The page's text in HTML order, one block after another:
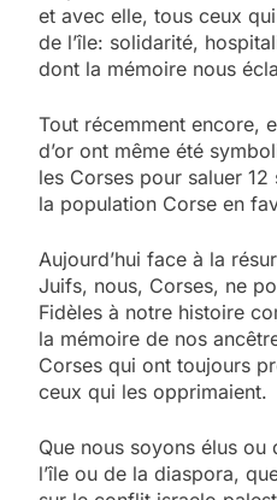
et avec elle, tous ceux
de l’île: solidarité,
dont la mémoire nous
Tout récemment encore,
d’or ont même été
les Corses pour saluer 12
la population Corse en
Aujourd’hui face à la
Juifs, nous, Corses, ne
Fidèles à notre histoire
la mémoire de nos
Corses qui ont toujours
ceux qui les opprimaient.
Que nous soyons élus
l’île ou de la diaspora,